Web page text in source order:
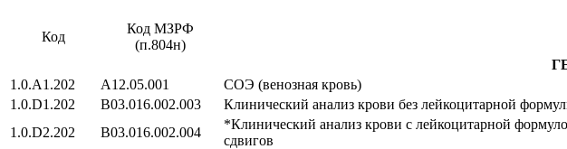
Код
Код МЗРФ
(п.804н)
1.0.A1.202
A12.05.001 СОЭ (венозная кровь)
1.0.D1.202
B03.016.002.003 Клинический анализ крови без лейкоцитарной
1.0.D2.202
B03.016.002.004
*Клинический анализ крови с лейкоцитарной
сдвигов